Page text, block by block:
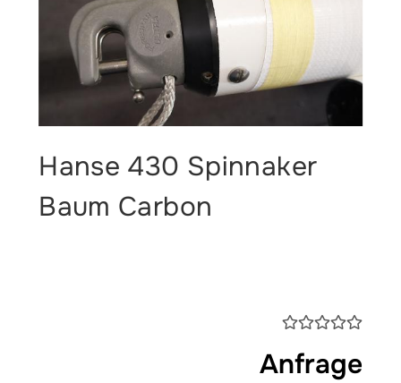
Hanse 430 Spinnaker
Baum Carbon
Anfrage